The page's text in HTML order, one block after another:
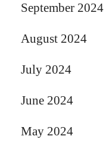
September 2024
August 2024
July 2024
June 2024
May 2024